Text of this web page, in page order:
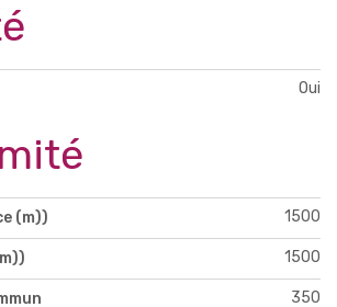
Oui
(m)) 1500
1500
350